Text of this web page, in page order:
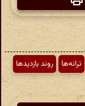
ترانه‌ها
روند بازدیدها